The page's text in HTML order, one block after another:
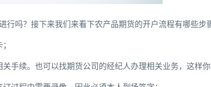
行吗？接下来我们来看下农产品期货的开户流程有哪些步
手续。也可以找期货公司的经纪人办理相关业务，这样你